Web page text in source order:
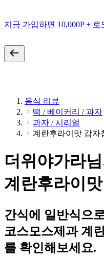
지금 가입하면 10,000P + 로
음식 리뷰
떡 / 베이커리 / 과자
과자 / 시리얼
계란후라이맛 감자
더위야가라
계란후라이
간식에 일반식으
코스모스제과 계
를 확인해보세요.